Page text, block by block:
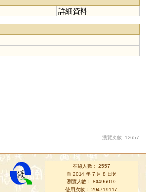
詳細資料
瀏覽次數: 12657
在線人數： 2557
自 2014 年 7 月 8 日起
瀏覽人數： 80496010
使用次數： 294719117